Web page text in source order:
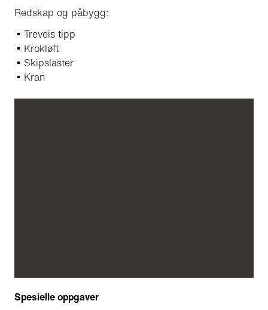
Redskap og påbygg:
Treveis tipp
Krokløft
Skipslaster
Kran
Spesielle oppgaver